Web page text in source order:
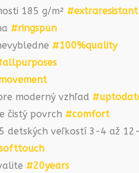
185 g/m² #extraresistant
#ringspun
#100%quality
moderný vzhľad
čistý povrch #comfort
detských veľkostí 3-4 až
#20years